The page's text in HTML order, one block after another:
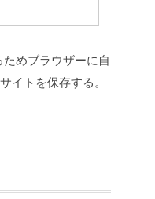
めブラウザーに自
イトを保存する。